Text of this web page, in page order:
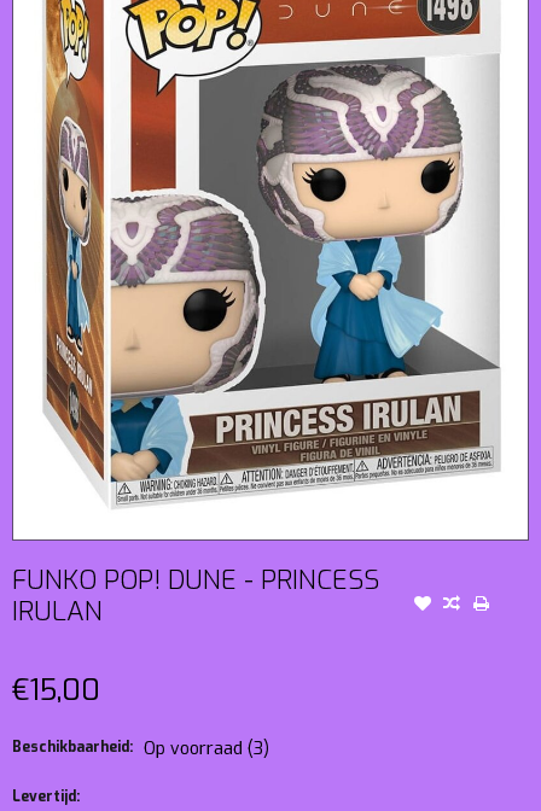
FUNKO POP! DUNE - PRINCESS
IRULAN
€15,00
Beschikbaarheid: Op voorraad (3)
Levertijd: